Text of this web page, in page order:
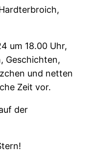
um 18.00 Uhr,
Geschichten,
und netten
Zeit vor.
der